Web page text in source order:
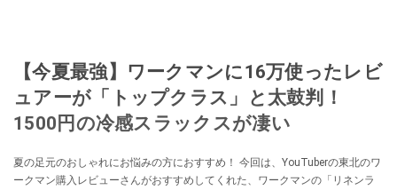
【今夏最強】ワークマンに16万使ったレビ
ュアーが「トップクラス」と太鼓判！
1500円の冷感スラックスが凄い
夏の足元のおしゃれにお悩みの方におすすめ！ 今回は、YouTuberの東北のワ
ークマン購入レビューさんがおすすめしてくれた、ワークマンの「リネンラ